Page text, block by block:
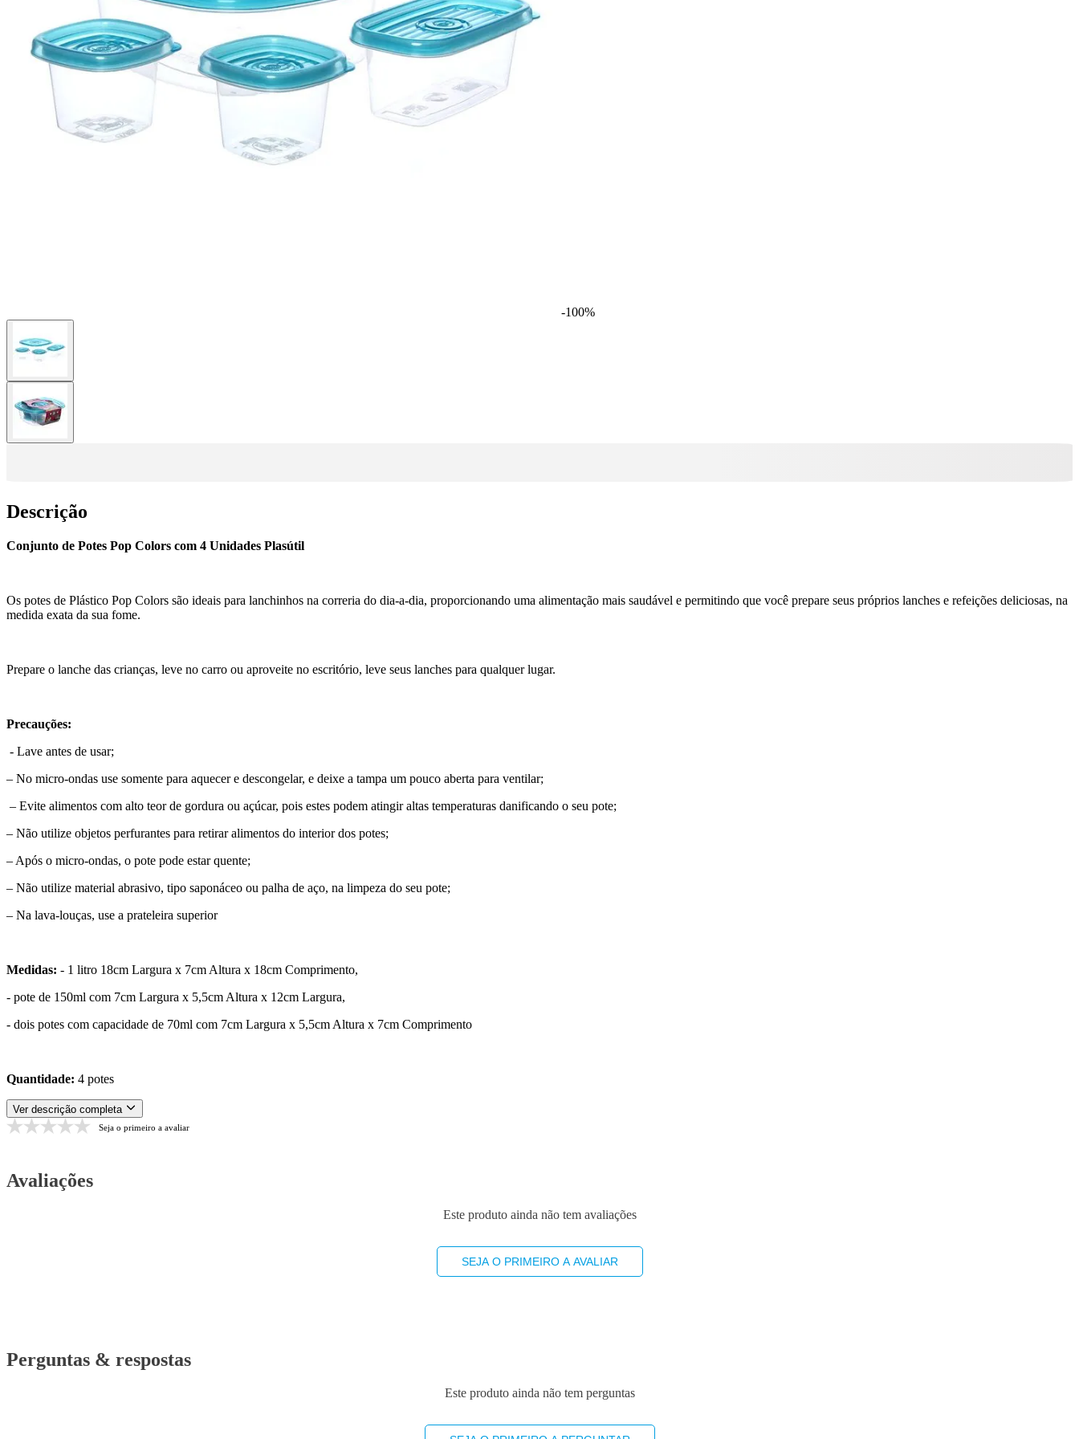
-100%
Descrição
Conjunto de Potes Pop Colors com 4 Unidades Plasútil
Os potes de Plástico Pop Colors são ideais para lanchinhos na correria do dia-a-dia, proporcionando uma alimentação mais saudável e permitindo que você prepare seus próprios lanches e refeições deliciosas, na
medida exata da sua fome.
Prepare o lanche das crianças, leve no carro ou aproveite no escritório, leve seus lanches para qualquer lugar.
Precauções:
- Lave antes de usar;
– No micro-ondas use somente para aquecer e descongelar, e deixe a tampa um pouco aberta para ventilar;
– Evite alimentos com alto teor de gordura ou açúcar, pois estes podem atingir altas temperaturas danificando o seu pote;
– Não utilize objetos perfurantes para retirar alimentos do interior dos potes;
– Após o micro-ondas, o pote pode estar quente;
– Não utilize material abrasivo, tipo saponáceo ou palha de aço, na limpeza do seu pote;
– Na lava-louças, use a prateleira superior
Medidas: - 1 litro 18cm Largura x 7cm Altura x 18cm Comprimento,
- pote de 150ml com 7cm Largura x 5,5cm Altura x 12cm Largura,
- dois potes com capacidade de 70ml com 7cm Largura x 5,5cm Altura x 7cm Comprimento
Quantidade: 4 potes
Ver descrição completa
Seja o primeiro a avaliar
Avaliações
Este produto ainda não tem avaliações
SEJA O PRIMEIRO A AVALIAR
Perguntas & respostas
Este produto ainda não tem perguntas